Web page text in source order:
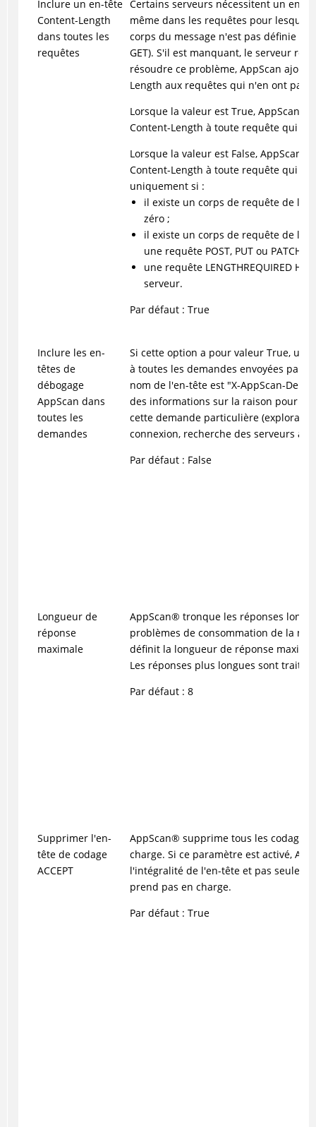
Inclure un en-tête
Content-Length
dans toutes les
requêtes
Certains serveurs nécessitent un en-
même dans les requêtes pour
corps du message n'est pas définie
GET). S'il est manquant, le serveur
résoudre ce problème, AppScan
Length aux requêtes qui n'en ont pas.
Lorsque la valeur est True, AppScan
Content-Length à toute requête qui
Lorsque la valeur est False, AppScan
Content-Length à toute requête qui
uniquement si :
il existe un corps de requête de
zéro ;
il existe un corps de requête de
une requête POST, PUT ou PATCH ;
une requête LENGTHREQUIRED
serveur.
Par défaut : True
Inclure les en-
têtes de
débogage
AppScan dans
toutes les
demandes
Si cette option a pour valeur True, un
à toutes les demandes envoyées par
nom de l'en-tête est "X-AppScan-
des informations sur la raison pour
cette demande particulière
connexion, recherche des serveurs
Par défaut : False
Longueur de
réponse
maximale
AppScan® tronque les réponses
problèmes de consommation de la
définit la longueur de réponse
Les réponses plus longues sont
Par défaut : 8
Supprimer l'en-
tête de codage
ACCEPT
AppScan® supprime tous les codages
charge. Si ce paramètre est activé,
l'intégralité de l'en-tête et pas
prend pas en charge.
Par défaut : True